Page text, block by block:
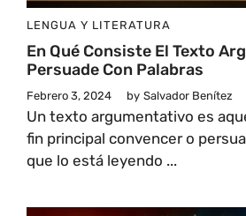
LENGUA Y LITERATURA
En Qué Consiste El Texto
Persuade Con Palabras
Febrero 3, 2024 by Salvador Benítez
Un texto argumentativo es
fin principal convencer o
que lo está leyendo ...